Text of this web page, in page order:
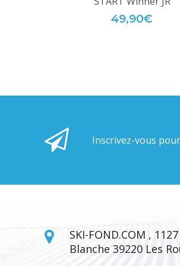
49,90€
Inscrivez-vous
SKI-FOND.COM ,
Blanche 39220 Les